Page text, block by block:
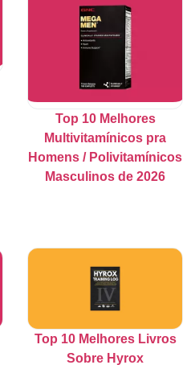
Top 10 Melhores
Multivitamínicos pra
Homens / Polivitamínicos
Masculinos de 2026
Top 10 Melhores Livros
Sobre Hyrox